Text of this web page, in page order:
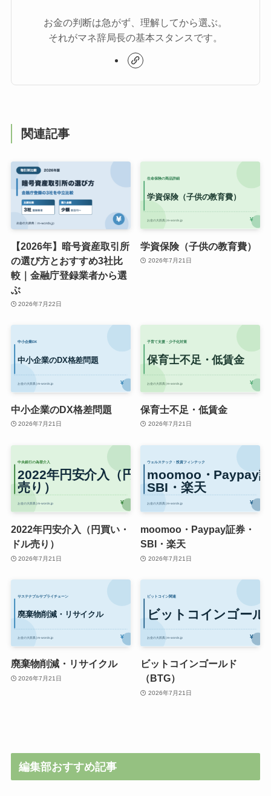
お金の判断は急がず、理解してから選ぶ。
それがマネ辞局長の基本スタンスです。
関連記事
【2026年】暗号資産取引所
の選び方とおすすめ3社比
較｜金融庁登録業者から選
ぶ
2026年7月22日
学資保険（子供の教育費）
2026年7月21日
中小企業のDX格差問題
2026年7月21日
保育士不足・低賃金
2026年7月21日
2022年円安介入（円買い・
ドル売り）
2026年7月21日
moomoo・Paypay証券・
SBI・楽天
2026年7月21日
廃棄物削減・リサイクル
2026年7月21日
ビットコインゴールド
（BTG）
2026年7月21日
編集部おすすめ記事